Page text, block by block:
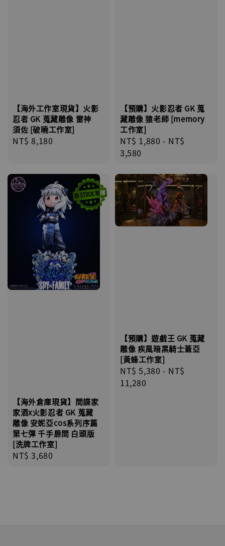
【海外工作室現貨】火影
忍者 GK 蒐藏雕像 雷神
須佐 [破曉工作室]
Regular
NT$ 8,180
【預購】火影忍者 GK 蒐
藏雕像 猿老師 [memory
工作室]
Regular
price
NT$ 1,880 - NT$
3,580
【海外倉庫現貨】間諜家
家酒x火影忍者 GK 蒐藏
雕像 安妮亞cos系列序篇
第七彈 千手扉間 白頭版
[洗牌工作室]
Regular
NT$ 3,680
【預購】遊戲王 GK 蒐藏
雕像 疾風暗黑騎士蓋亞
[黃蜂工作室]
Regular
price
NT$ 5,380 - NT$
11,280